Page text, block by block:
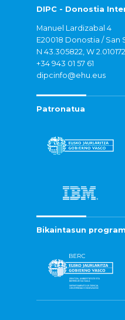
DIPC - Donostia
Manuel Lardizabal 4
E20018 Donostia / San
N 43.305822, W 2.010172
+34 943 01 57 61
dipcinfo@ehu.eus
Patronatua
Bikaintasun